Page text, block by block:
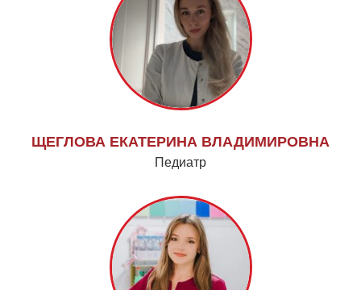
ЩЕГЛОВА ЕКАТЕРИНА ВЛАДИМИРОВНА
Педиатр